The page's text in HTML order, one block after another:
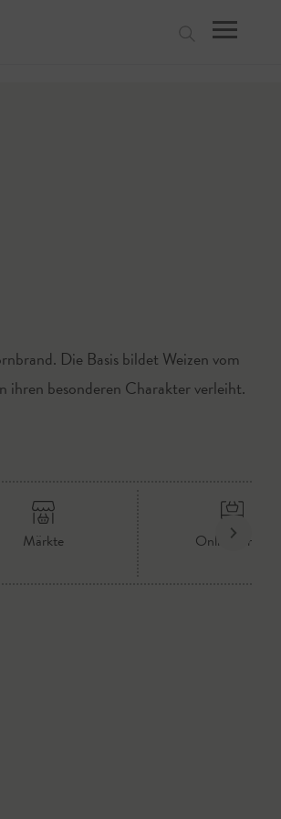
Die Basis bildet Weizen vom
ihren besonderen Charakter verleiht.
Märkte Online-Shop